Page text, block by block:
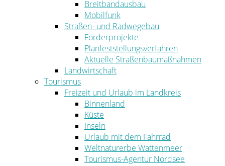
Breitbandausbau
Mobilfunk
Straßen- und Radwegebau
Förderprojekte
Planfeststellungsverfahren
Aktuelle Straßenbaumaßnahmen
Landwirtschaft
Tourismus
Freizeit und Urlaub im Landkreis
Binnenland
Küste
Inseln
Urlaub mit dem Fahrrad
Weltnaturerbe Wattenmeer
Tourismus-Agentur Nordsee